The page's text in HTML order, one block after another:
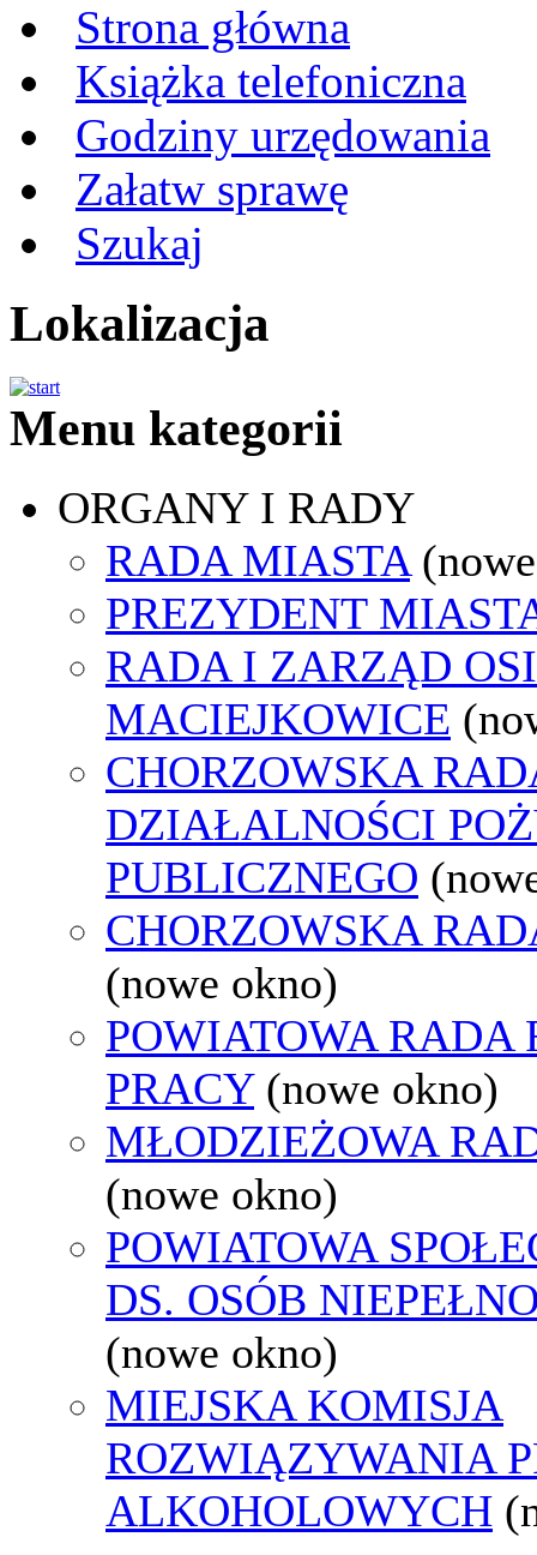
Strona główna
Książka telefoniczna
Godziny urzędowania
Załatw sprawę
Szukaj
Lokalizacja
Menu kategorii
ORGANY I RADY
RADA MIASTA
PREZYDENT
RADA I ZARZĄD
MACIEJKOWICE
CHORZOWSKA
DZIAŁALNOŚCI
PUBLICZNEGO
CHORZOWSKA
(nowe okno)
POWIATOWA RADA
PRACY (nowe okno)
MŁODZIEŻOWA
(nowe okno)
POWIATOWA
DS. OSÓB
(nowe okno)
MIEJSKA KOMISJA
ROZWIĄZYWANIA
ALKOHOLOWYCH